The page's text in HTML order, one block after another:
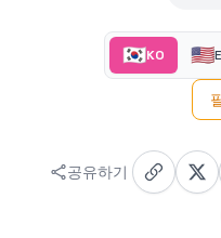
🇰🇷KO 🇺🇸
공유하기